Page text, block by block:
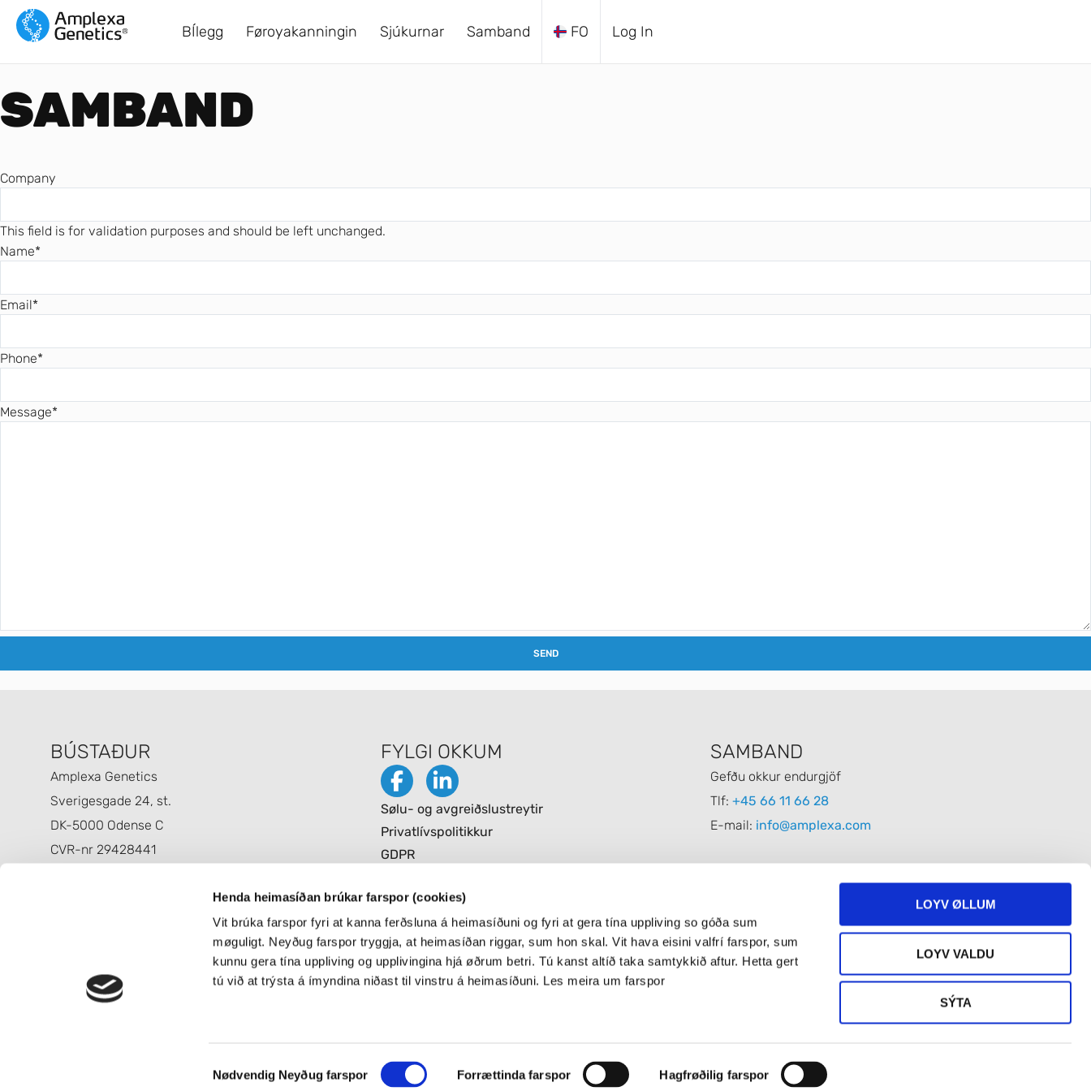
Henda heimasíðan brúkar farspor (cookies)
Vit brúka farspor fyri at kanna ferðsluna á heimasíðuni og fyri at gera tína uppliving so góða sum
møguligt. Neyðug farspor tryggja, at heimasíðan riggar, sum hon skal. Vit hava eisini valfrí farspor, sum
kunnu gera tína uppliving og upplivingina hjá øðrum betri. Tú kanst altíð taka samtykkið aftur. Hetta gert
tú við at trýsta á ímyndina niðast til vinstru á heimasíðuni. Les meira um farspor
Selection
Nødvendig Neyðug farspor Forrættinda farspor Hagfrøðilig farspor
LOYV ØLLUM
LOYV VALDU
SÝTA
BÍlegg Føroyakanningin Sjúkurnar Samband FO Log In
SAMBAND
Company
This field is for validation purposes and should be left unchanged.
Name*
Email*
Phone*
Message*
BÚSTAÐUR
Amplexa Genetics
Sverigesgade 24, st.
DK-5000 Odense C
CVR-nr 29428441
FYLGI OKKUM
Sølu- og avgreiðslustreytir
Privatlívspolitikkur
GDPR
SAMBAND
Gefðu okkur endurgjöf
Tlf:+45 66 11 66 28
E-mail: info@amplexa.com